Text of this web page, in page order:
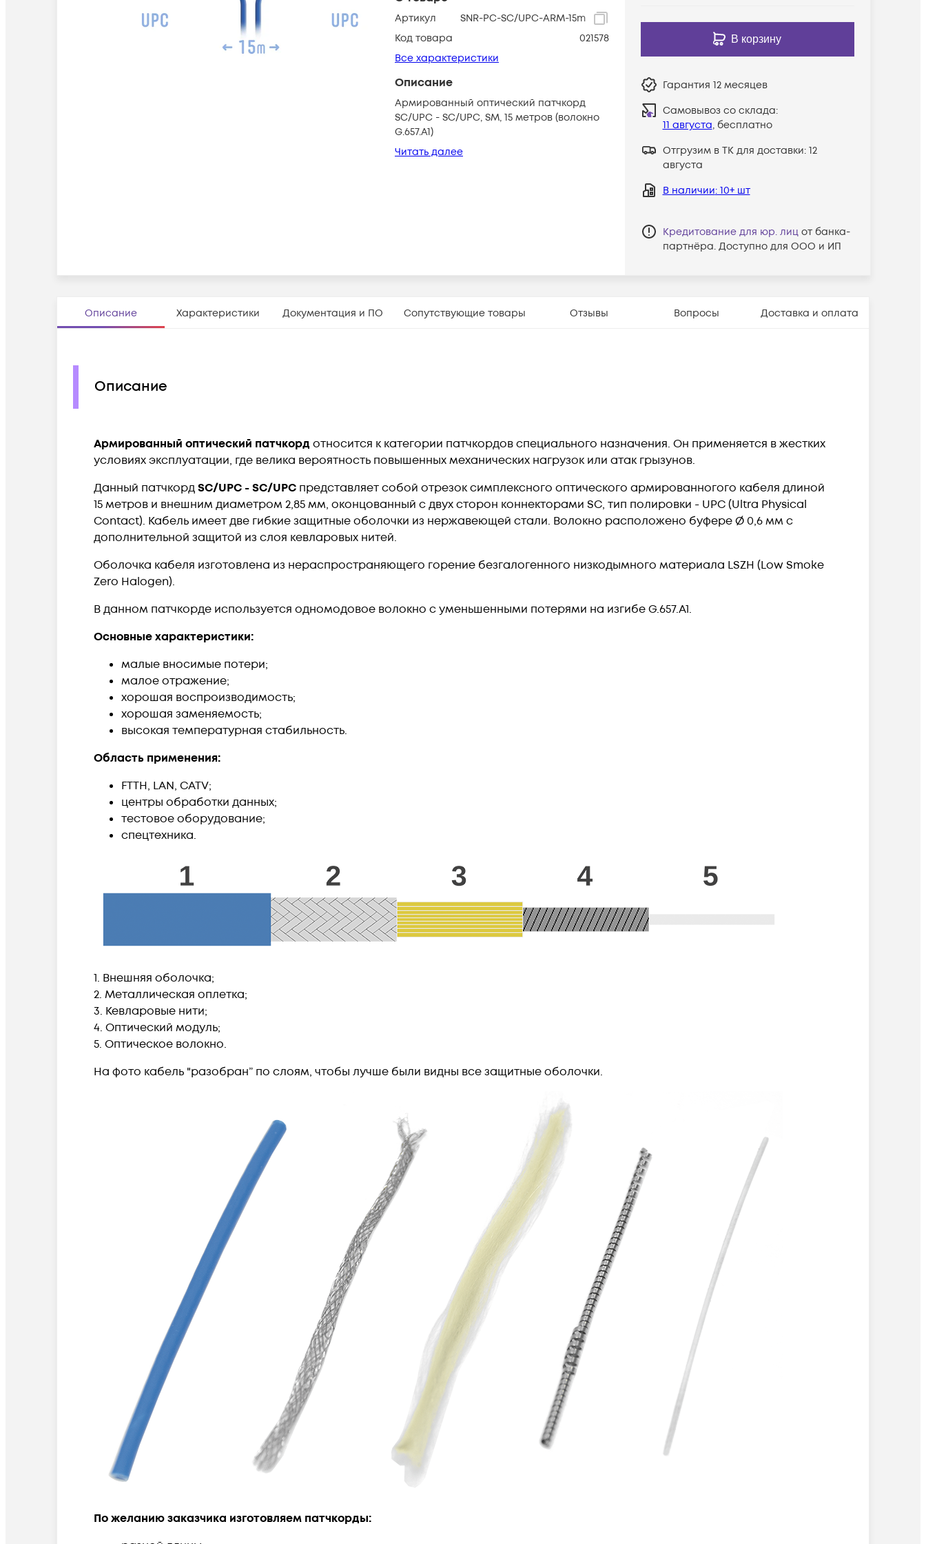
Артикул
SNR-PC-SC/UPC-ARM-15m
Код товара
021578
Все характеристики
Описание
Армированный оптический патчкорд
SC/UPC - SC/UPC, SM, 15 метров (волокно
G.657.A1)
Читать далее
В корзину
Гарантия 12 месяцев
Самовывоз со склада:
11 августа, бесплатно
Отгрузим в ТК для доставки: 12
августа
В наличии: 10+ шт
Кредитование для юр. лиц от банка-
партнёра. Доступно для ООО и ИП
Описание Характеристики Документация и ПО Сопутствующие товары Отзывы Вопросы Доставка и оплата
Описание
Армированный оптический патчкорд относится к категории патчкордов специального назначения. Он применяется в жестких
условиях эксплуатации, где велика вероятность повышенных механических нагрузок или атак грызунов.
Данный патчкордSC/UPC - SC/UPC представляет собой отрезок симплексного оптического армированногого кабеля длиной
15 метров и внешним диаметром 2,85 мм, оконцованный с двух сторон коннекторами SC, тип полировки - UPC (Ultra Physical
Contact). Кабель имеет две гибкие защитные оболочки из нержавеющей стали. Волокно расположено буфере Ø 0,6 мм с
дополнительной защитой из слоя кевларовых нитей.
Оболочка кабеля изготовлена из нераспространяющего горение безгалогенного низкодымного материала LSZH (Low Smoke
Zero Halogen).
В данном патчкорде используется одномодовое волокно с уменьшенными потерями на изгибе G.657.A1.
Основные характеристики:
малые вносимые потери;
малое отражение;
хорошая воспроизводимость;
хорошая заменяемость;
высокая температурная стабильность.
Область применения:
FTTH, LAN, CATV;
центры обработки данных;
тестовое оборудование;
спецтехника.
1. Внешняя оболочка;
2. Металлическая оплетка;
3. Кевларовые нити;
4. Оптический модуль;
5. Оптическое волокно.
На фото кабель "разобран” по слоям, чтобы лучше были видны все защитные оболочки.
По желанию заказчика изготовляем патчкорды: